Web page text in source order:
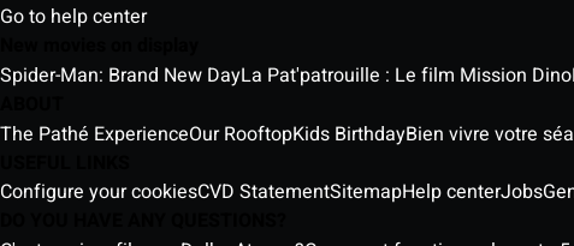
Go to help center
Spider-Man: Brand New DayLa Pat'patrouille : Le film Mission Dino
The Pathé ExperienceOur RooftopKids BirthdayBien vivre votre
Configure your cookiesCVD StatementSitemapHelp centerJobs